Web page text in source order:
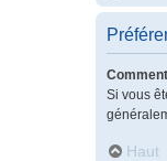
Si vous
Haut